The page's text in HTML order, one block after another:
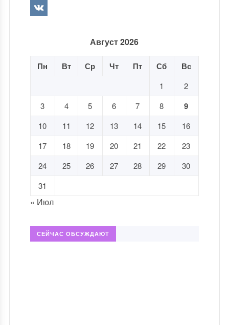
Август 2026
Пн Вт Ср Чт Пт Сб Вс
1
2
3
4 5 6 7 8 9
10 11 12 13 14 15
16
17
18 19 20 21 22
23
24
25 26 27 28 29
30
31
« Июл
СЕЙЧАС ОБСУЖДАЮТ